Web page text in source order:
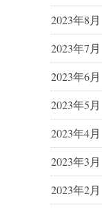
2023年8月
2023年7月
2023年6月
2023年5月
2023年4月
2023年3月
2023年2月